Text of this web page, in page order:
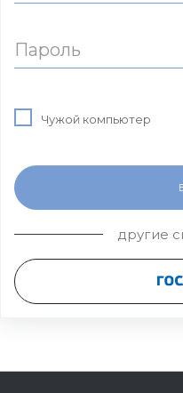
Пароль
Чужой компьютер
другие